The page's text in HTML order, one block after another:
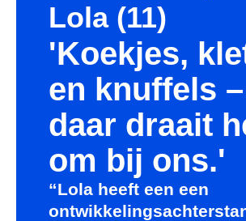
Lola (11)
'Koekjes,
en knuffels –
daar draait
om bij ons.'
“Lola heeft een een